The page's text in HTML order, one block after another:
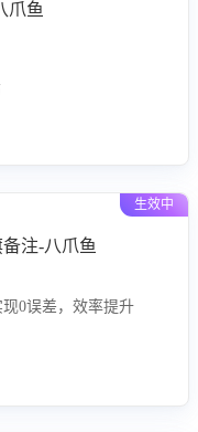
爪鱼
生效中
注-八爪鱼
0误差，效率提升